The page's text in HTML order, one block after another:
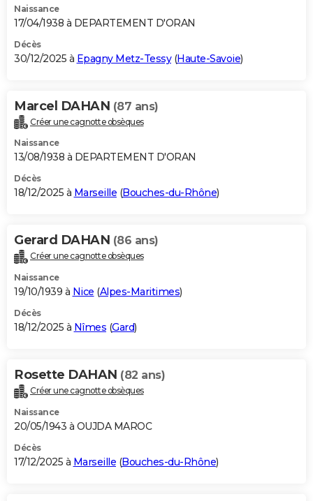
Naissance
17/04/1938 à DEPARTEMENT D'ORAN
Décès
30/12/2025 à Epagny Metz-Tessy(Haute-Savoie)
Marcel DAHAN (87 ans)
Créer une cagnotte obsèques
Naissance
13/08/1938 à DEPARTEMENT D'ORAN
Décès
18/12/2025 à Marseille (Bouches-du-Rhône)
Gerard DAHAN (86 ans)
Créer une cagnotte obsèques
Naissance
19/10/1939 à Nice (Alpes-Maritimes)
Décès
18/12/2025 à Nîmes (Gard)
Rosette DAHAN (82 ans)
Créer une cagnotte obsèques
Naissance
20/05/1943 à OUJDA MAROC
Décès
17/12/2025 à Marseille (Bouches-du-Rhône)